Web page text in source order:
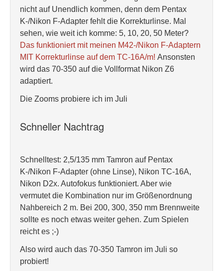
nicht auf Unendlich kommen, denn dem Pentax
K-/Nikon F-Adapter fehlt die Korrekturlinse. Mal
sehen, wie weit ich komme: 5, 10, 20, 50 Meter?
Das funktioniert mit meinen M42-/Nikon F-Adaptern
MIT Korrekturlinse auf dem TC-16A/m! Ansonsten
wird das 70-350 auf die Vollformat Nikon Z6
adaptiert.
Die Zooms probiere ich im Juli
Schneller Nachtrag
Schnelltest: 2,5/135 mm Tamron auf Pentax
K-/Nikon F-Adapter (ohne Linse), Nikon TC-16A,
Nikon D2x. Autofokus funktioniert. Aber wie
vermutet die Kombination nur im Größenordnung
Nahbereich 2 m. Bei 200, 300, 350 mm Brennweite
sollte es noch etwas weiter gehen. Zum Spielen
reicht es ;-)
Also wird auch das 70-350 Tamron im Juli so
probiert!